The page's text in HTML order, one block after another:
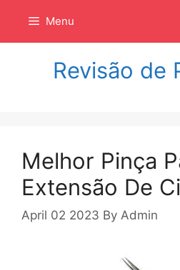
isi
Menu
Revisão de
Melhor Pinça
Extensão De
April 02 2023 By Admin